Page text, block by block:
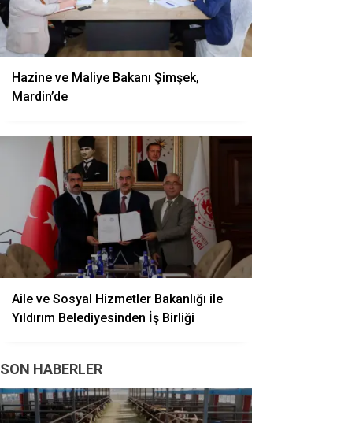
Hazine ve Maliye Bakanı Şimşek,
Mardin’de
Aile ve Sosyal Hizmetler Bakanlığı ile
Yıldırım Belediyesinden İş Birliği
SON HABERLER